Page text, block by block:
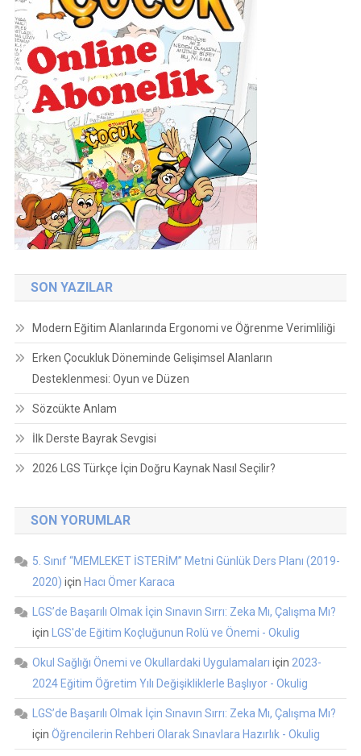
SON YAZILAR
Modern Eğitim Alanlarında Ergonomi ve Öğrenme Verimliliği
Erken Çocukluk Döneminde Gelişimsel Alanların
Desteklenmesi: Oyun ve Düzen
Sözcükte Anlam
İlk Derste Bayrak Sevgisi
2026 LGS Türkçe İçin Doğru Kaynak Nasıl Seçilir?
SON YORUMLAR
5. Sınıf “MEMLEKET İSTERİM” Metni Günlük Ders Planı (2019-
2020) için Hacı Ömer Karaca
LGS’de Başarılı Olmak İçin Sınavın Sırrı: Zeka Mı, Çalışma Mı?
için
LGS'de Eğitim Koçluğunun Rolü ve Önemi - Okulig
Okul Sağlığı Önemi ve Okullardaki Uygulamaları için 2023-
2024 Eğitim Öğretim Yılı Değişikliklerle Başlıyor - Okulig
LGS’de Başarılı Olmak İçin Sınavın Sırrı: Zeka Mı, Çalışma Mı?
için Öğrencilerin Rehberi Olarak Sınavlara Hazırlık - Okulig